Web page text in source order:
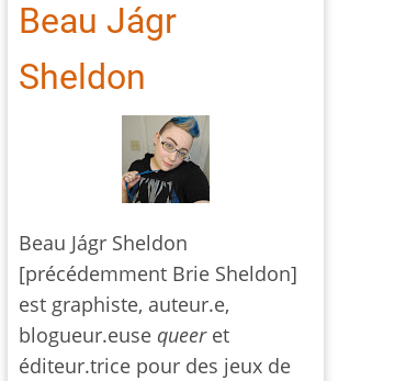
Beau Jágr
Sheldon
Beau Jágr Sheldon
[précédemment Brie Sheldon]
est graphiste, auteur.e,
blogueur.euse queeret
éditeur.trice pour des jeux de